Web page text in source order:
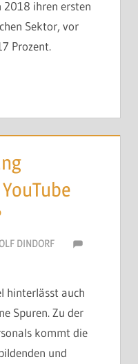
2018 ihren ersten
Sektor, vor
Prozent.
DINDORF
hinterlässt auch
Spuren. Zu der
kommt die
und
Es liegt daran,
gilt.
Mit konkretem